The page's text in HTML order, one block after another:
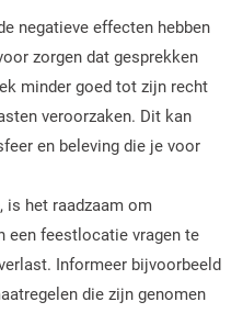
negatieve effecten hebben
zorgen dat gesprekken
minder goed tot zijn recht
veroorzaken. Dit kan
en beleving die je voor
is het raadzaam om
een feestlocatie vragen te
Informeer bijvoorbeeld
die zijn genomen